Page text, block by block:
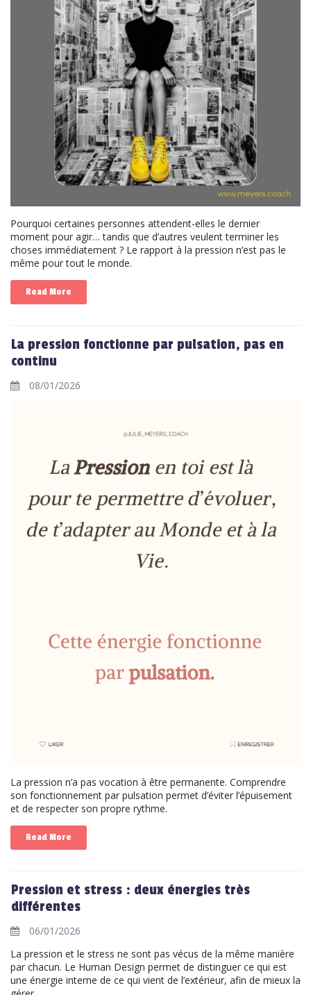
Pourquoi certaines personnes attendent-elles le dernier
moment pour agir… tandis que d’autres veulent terminer les
choses immédiatement ? Le rapport à la pression n’est pas le
même pour tout le monde.
Read More
La pression fonctionne par pulsation, pas en
continu
08/01/2026
La pression n’a pas vocation à être permanente. Comprendre
son fonctionnement par pulsation permet d’éviter l’épuisement
et de respecter son propre rythme.
Read More
Pression et stress : deux énergies très
différentes
06/01/2026
La pression et le stress ne sont pas vécus de la même manière
par chacun. Le Human Design permet de distinguer ce qui est
une énergie interne de ce qui vient de l’extérieur, afin de mieux la